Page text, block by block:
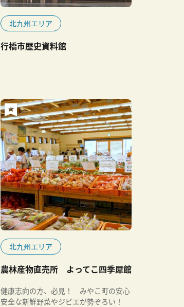
北九州エリア
行橋市歴史資料館
北九州エリア
農林産物直売所 よってこ四季犀館
健康志向の方、必見！ みやこ町の安心
安全な新鮮野菜やジビエが勢ぞろい！